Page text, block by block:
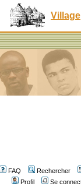
Village
FAQ
Rechercher
Profil
Se